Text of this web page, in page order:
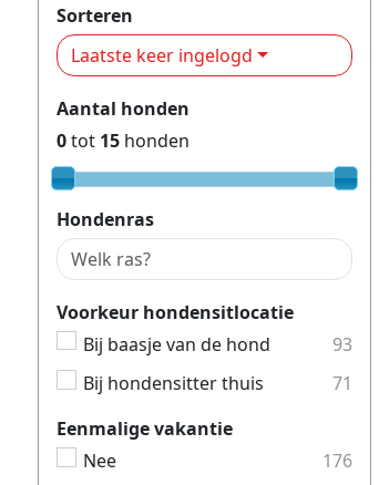
Sorteren
Laatste keer ingelogd
Aantal honden
0tot 15 honden
Hondenras
Voorkeur hondensitlocatie
Bij baasje van de hond
93
Bij hondensitter thuis
71
Eenmalige vakantie
Nee
176